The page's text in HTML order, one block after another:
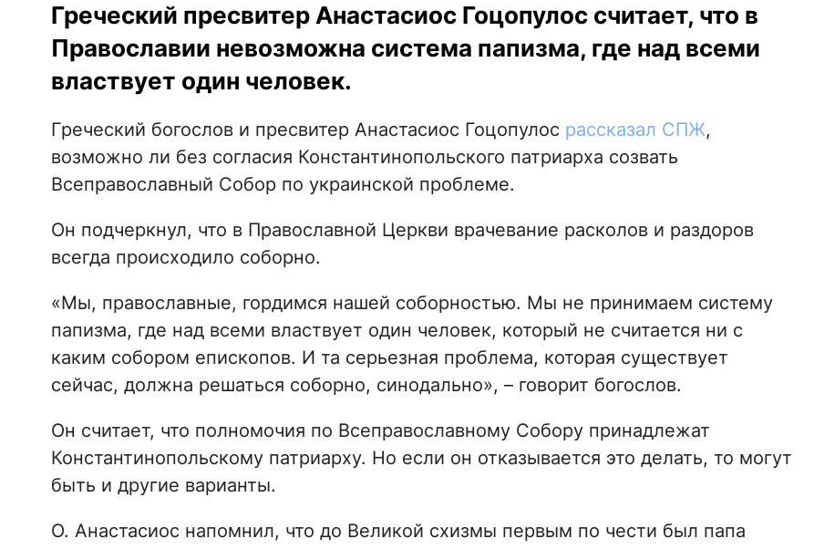
Греческий пресвитер Анастасиос Гоцопулос считает, что в
Православии невозможна система папизма, где над всеми
властвует один человек.
Греческий богослов и пресвитер Анастасиос Гоцопулос рассказал СПЖ,
возможно ли без согласия Константинопольского патриарха созвать
Всеправославный Собор по украинской проблеме.
Он подчеркнул, что в Православной Церкви врачевание расколов и раздоров
всегда происходило соборно.
«Мы, православные, гордимся нашей соборностью. Мы не принимаем систему
папизма, где над всеми властвует один человек, который не считается ни с
каким собором епископов. И та серьезная проблема, которая существует
сейчас, должна решаться соборно, синодально», – говорит богослов.
Он считает, что полномочия по Всеправославному Собору принадлежат
Константинопольскому патриарху. Но если он отказывается это делать, то могут
быть и другие варианты.
О. Анастасиос напомнил, что до Великой схизмы первым по чести был папа